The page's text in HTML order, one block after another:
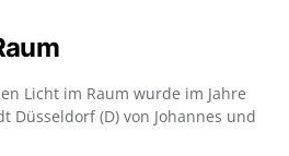
Licht im Raum wurde im Jahre
Düsseldorf (D) von Johannes und